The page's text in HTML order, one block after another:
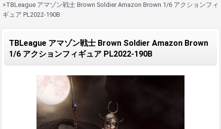
>TBLeague アマゾン戦士 Brown Soldier Amazon Brown 1/6 アクションフィ
ギュア PL2022-190B
TBLeague アマゾン戦士 Brown Soldier Amazon Brown
1/6 アクションフィギュア PL2022-190B